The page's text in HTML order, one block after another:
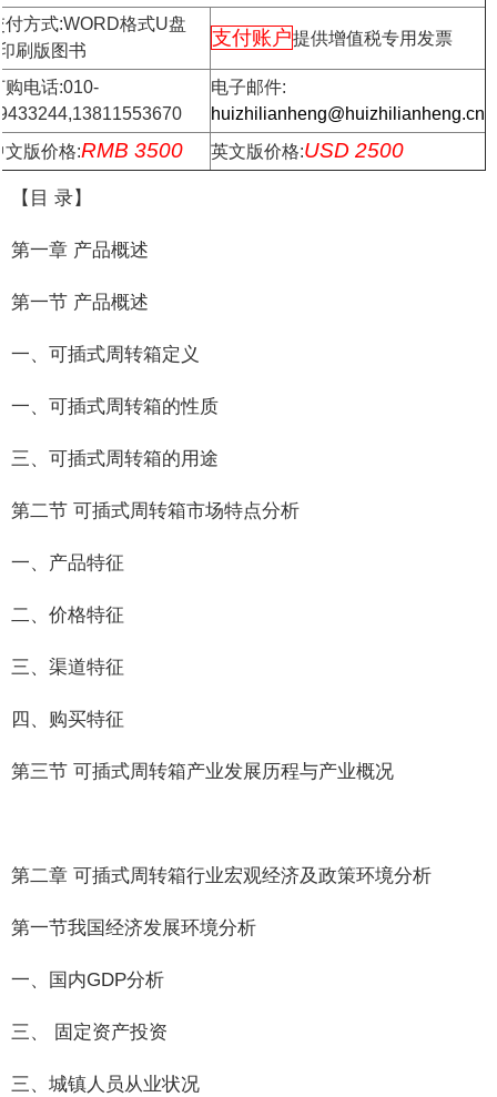
付方式:WORD格式U盘
刷版图书
支付账户提供增值税专用发票
购电话:010-
电子邮件:
huizhilianheng@huizhilianheng.cn
文版价格:RMB 3500 英文版价格:USD 2500
【目 录】
第一章 产品概述
第一节 产品概述
一、可插式周转箱定义
一、可插式周转箱的性质
三、可插式周转箱的用途
第二节 可插式周转箱市场特点分析
一、产品特征
二、价格特征
三、渠道特征
四、购买特征
第三节 可插式周转箱产业发展历程与产业概况
第二章 可插式周转箱行业宏观经济及政策环境分析
第一节我国经济发展环境分析
一、国内GDP分析
三、 固定资产投资
三、城镇人员从业状况